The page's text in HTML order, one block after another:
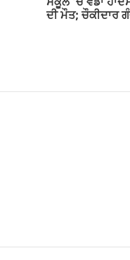
ਸਕੂਲ ’ਚ ਵੱਡਾ
ਦੀ ਮੌਤ; ਚੌਕੀਦਾਰ